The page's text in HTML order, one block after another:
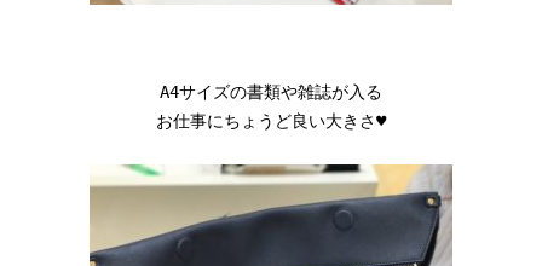
A4サイズの書類や雑誌が入る
お仕事にちょうど良い大きさ♥